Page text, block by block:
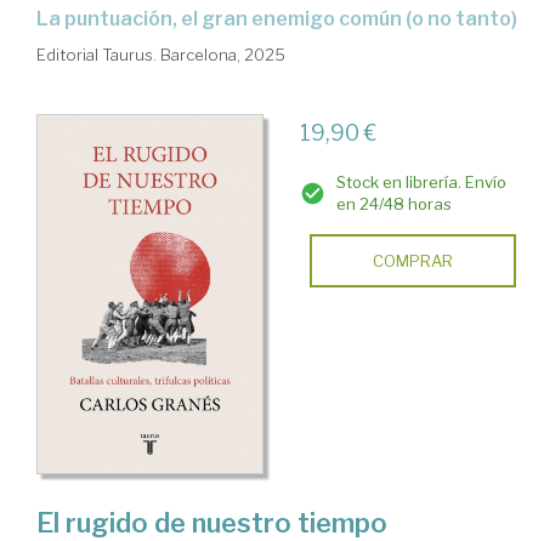
La puntuación, el gran enemigo común (o no tanto)
Editorial Taurus. Barcelona, 2025
19,90 €
Stock en librería. Envío
en 24/48 horas
COMPRAR
El rugido de nuestro tiempo